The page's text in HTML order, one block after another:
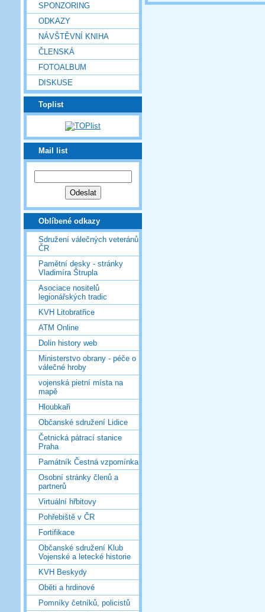
SPONZORING
ODKAZY
NÁVŠTĚVNÍ KNIHA
ČLENSKÁ
FOTOALBUM
DISKUSE
Toplist
Mail list
Oblíbené odkazy
Sdružení válečných veteránů
ČR
Pamětní desky - stránky
Vladimíra Štrupla
Asociace nositelů
legionářských tradic
KVH Litobratřice
ATM Online
Dolin history web
Ministerstvo obrany - péče o
válečné hroby
vojenská pietní místa na
mapě
Hloubkaři
Občanské sdružení Lidice
Četnická pátrací stanice
Praha
Památník Čestná vzpomínka
Osobní stránky členů a
partnerů
Virtuální hřbitovy
Pohřebiště v ČR
Fortifikace
Občanské sdružení Klub
Vojenské a letecké historie
KVH Beskydy
Oběti a hrdinové
Pomníky četníků, policistů